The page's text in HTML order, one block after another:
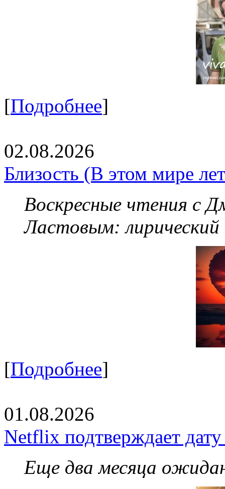
[Подробнее]
02.08.2026
Близость (В этом мире
Воскресные чтения с
Ластовым:
[Подробнее]
01.08.2026
Netflix подтверждает
Еще два месяца